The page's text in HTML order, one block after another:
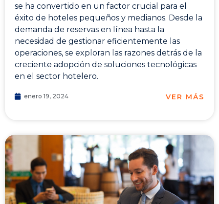
se ha convertido en un factor crucial para el
éxito de hoteles pequeños y medianos. Desde la
demanda de reservas en línea hasta la
necesidad de gestionar eficientemente las
operaciones, se exploran las razones detrás de la
creciente adopción de soluciones tecnológicas
en el sector hotelero.
enero 19, 2024 VER MÁS